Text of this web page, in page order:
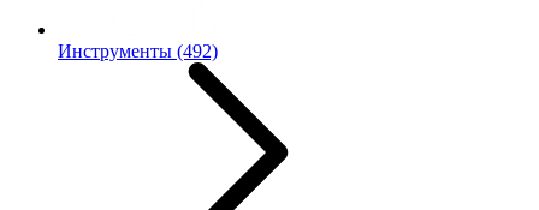
Инструменты (492)